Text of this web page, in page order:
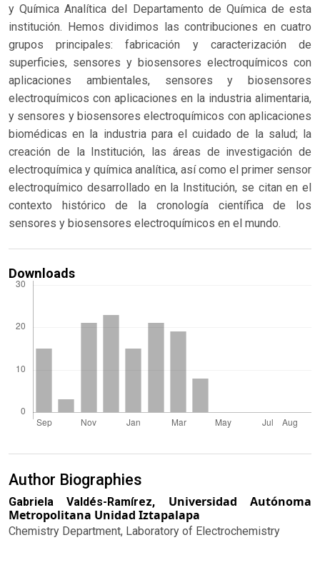
y Química Analítica del Departamento de Química de esta
institución. Hemos dividimos las contribuciones en cuatro
grupos principales: fabricación y caracterización de
superficies, sensores y biosensores electroquímicos con
aplicaciones ambientales, sensores y biosensores
electroquímicos con aplicaciones en la industria alimentaria,
y sensores y biosensores electroquímicos con aplicaciones
biomédicas en la industria para el cuidado de la salud; la
creación de la Institución, las áreas de investigación de
electroquímica y química analítica, así como el primer sensor
electroquímico desarrollado en la Institución, se citan en el
contexto histórico de la cronología científica de los
sensores y biosensores electroquímicos en el mundo.
Downloads
Author Biographies
Gabriela Valdés-Ramírez, Universidad Autónoma
Metropolitana Unidad Iztapalapa
Chemistry Department, Laboratory of Electrochemistry